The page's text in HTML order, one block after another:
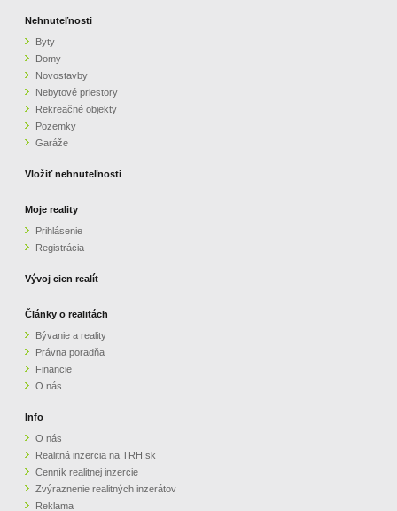
GARÁŽE
O NÁS
CENNÍK REALITNEJ INZERCIE
ZVÝRAZNENIE REALITNÝCH INZERÁTOV
PARTNERI
OBCHODNÉ PODMIENKY
KONTAKT
Nehnuteľnosti
Byty
Domy
Novostavby
Nebytové priestory
Rekreačné objekty
Pozemky
Garáže
Vložiť nehnuteľnosti
Moje reality
Prihlásenie
Registrácia
Vývoj cien realít
Články o realitách
Bývanie a reality
Právna poradňa
Financie
O nás
Info
O nás
Realitná inzercia na TRH.sk
Cenník realitnej inzercie
Zvýraznenie realitných inzerátov
Reklama